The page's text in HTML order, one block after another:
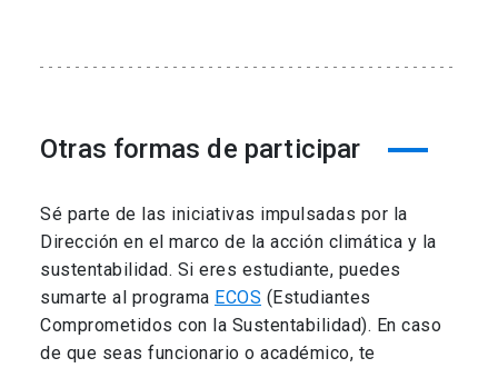
Otras formas de participar
Sé parte de las iniciativas impulsadas por la
Dirección en el marco de la acción climática y la
sustentabilidad. Si eres estudiante, puedes
sumarte al programa ECOS (Estudiantes
Comprometidos con la Sustentabilidad). En caso
de que seas funcionario o académico, te